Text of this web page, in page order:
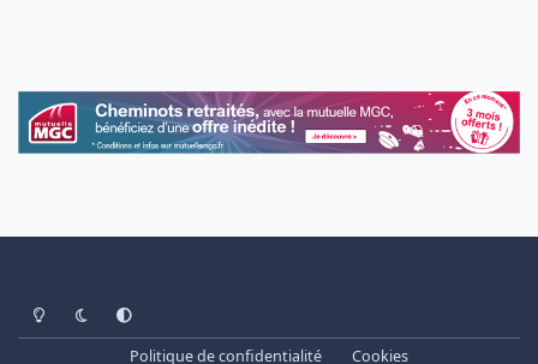
Light ModeDark ModeSystem Preference
Politique de confidentialité Cookies